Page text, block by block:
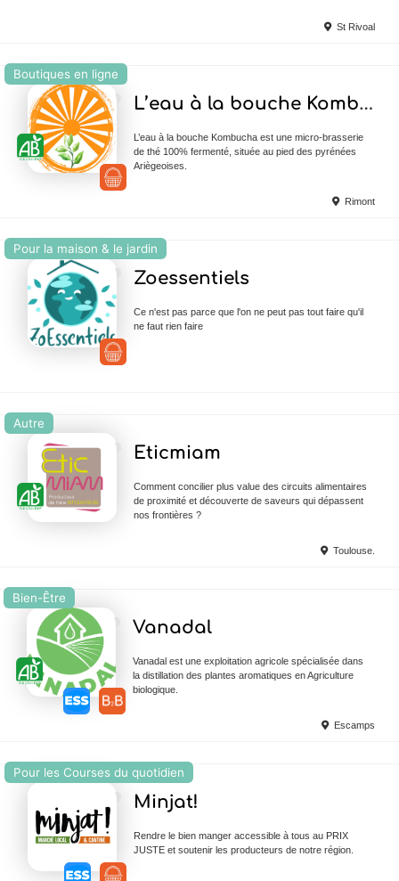
St Rivoal
Boutiques en ligne
L’eau à la bouche Kombucha
L’eau à la bouche Kombucha est une micro-brasserie
de thé 100% fermenté, située au pied des pyrénées
Ariègeoises.
Rimont
Pour la maison & le jardin
Zoessentiels
Ce n'est pas parce que l'on ne peut pas tout faire qu'il
ne faut rien faire
Autre
Eticmiam
Comment concilier plus value des circuits alimentaires
de proximité et découverte de saveurs qui dépassent
nos frontières ?
Toulouse.
Bien-Être
Vanadal
Vanadal est une exploitation agricole spécialisée dans
la distillation des plantes aromatiques en Agriculture
biologique.
Escamps
Pour les Courses du quotidien
Minjat!
Rendre le bien manger accessible à tous au PRIX
JUSTE et soutenir les producteurs de notre région.